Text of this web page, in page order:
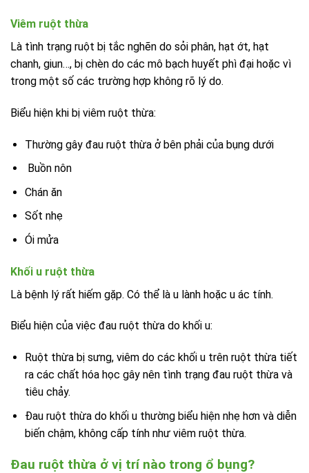
Viêm ruột thừa
Là tình trạng ruột bị tắc nghẽn do sỏi phân, hạt ớt, hạt
chanh, giun…, bị chèn do các mô bạch huyết phì đại hoặc vì
trong một số các trường hợp không rõ lý do.
Biểu hiện khi bị viêm ruột thừa:
Thường gây đau ruột thừa ở bên phải của bụng dưới
Buồn nôn
Chán ăn
Sốt nhẹ
Ói mửa
Khối u ruột thừa
Là bệnh lý rất hiếm gặp. Có thể là u lành hoặc u ác tính.
Biểu hiện của việc đau ruột thừa do khối u:
Ruột thừa bị sưng, viêm do các khối u trên ruột thừa tiết
ra các chất hóa học gây nên tình trạng đau ruột thừa và
tiêu chảy.
Đau ruột thừa do khối u thường biểu hiện nhẹ hơn và diễn
biến chậm, không cấp tính như viêm ruột thừa.
Đau ruột thừa ở vị trí nào trong ổ bụng?